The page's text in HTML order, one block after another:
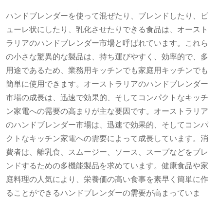
ハンドブレンダーを使って混ぜたり、ブレンドしたり、ピ
ューレ状にしたり、乳化させたりできる食品は、オースト
ラリアのハンドブレンダー市場と呼ばれています。これら
の小さな驚異的な製品は、持ち運びやすく、効率的で、多
用途であるため、業務用キッチンでも家庭用キッチンでも
簡単に使用できます。オーストラリアのハンドブレンダー
市場の成長は、迅速で効果的、そしてコンパクトなキッチ
ン家電への需要の高まりが主な要因です。オーストラリア
のハンドブレンダー市場は、迅速で効果的、そしてコンパ
クトなキッチン家電への需要によって成長しています。消
費者は、離乳食、スムージー、ソース、スープなどをブレ
ンドするための多機能製品を求めています。健康食品や家
庭料理の人気により、栄養価の高い食事を素早く簡単に作
ることができるハンドブレンダーの需要が高まっていま